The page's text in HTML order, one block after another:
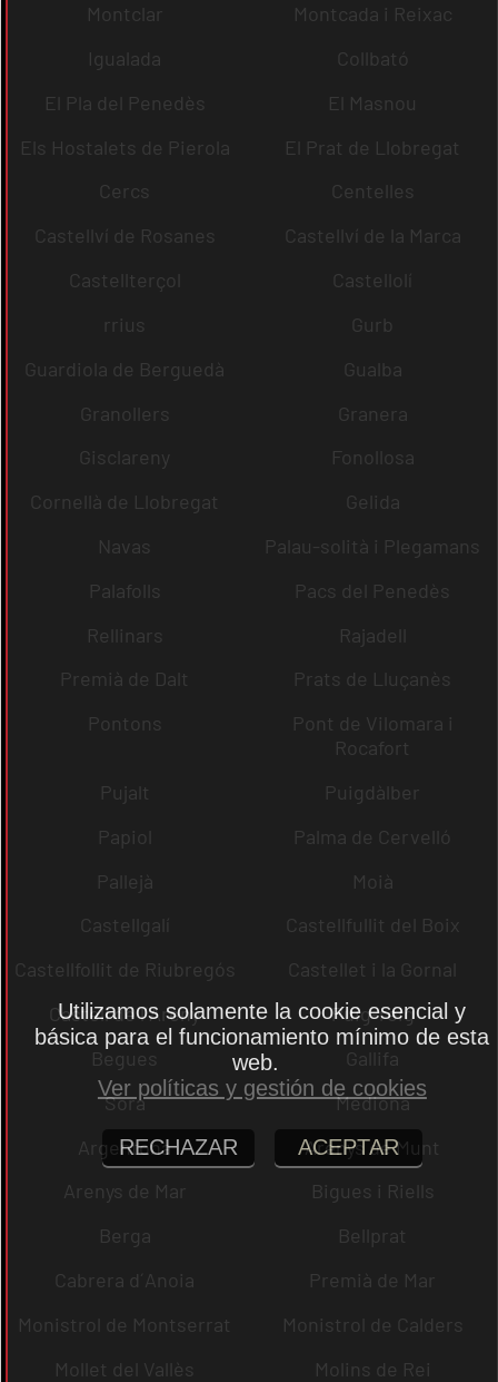
Montclar
Montcada i Reixac
Igualada
Collbató
El Pla del Penedès
El Masnou
Els Hostalets de Pierola
El Prat de Llobregat
Cercs
Centelles
Castellví de Rosanes
Castellví de la Marca
Castellterçol
Castellolí
rrius
Gurb
Guardiola de Berguedà
Gualba
Granollers
Granera
Gisclareny
Fonollosa
Cornellà de Llobregat
Gelida
Navas
Palau-solità i Plegamans
Palafolls
Pacs del Penedès
Rellinars
Rajadell
Premià de Dalt
Prats de Lluçanès
Pontons
Pont de Vilomara i
Rocafort
Pujalt
Puigdàlber
Papiol
Palma de Cervelló
Pallejà
Moià
Castellgalí
Castellfullit del Boix
Castellfollit de Riubregós
Castellet i la Gornal
Castell de l´Areny
Puig-reig
Begues
Gallifa
Sora
Mediona
Argentona
Arenys de Munt
Arenys de Mar
Bigues i Riells
Berga
Bellprat
Cabrera d´Anoia
Premià de Mar
Monistrol de Montserrat
Monistrol de Calders
Mollet del Vallès
Molins de Rei
Utilizamos solamente la cookie esencial y
básica para el funcionamiento mínimo de esta
web.
Ver políticas y gestión de cookies
RECHAZAR ACEPTAR